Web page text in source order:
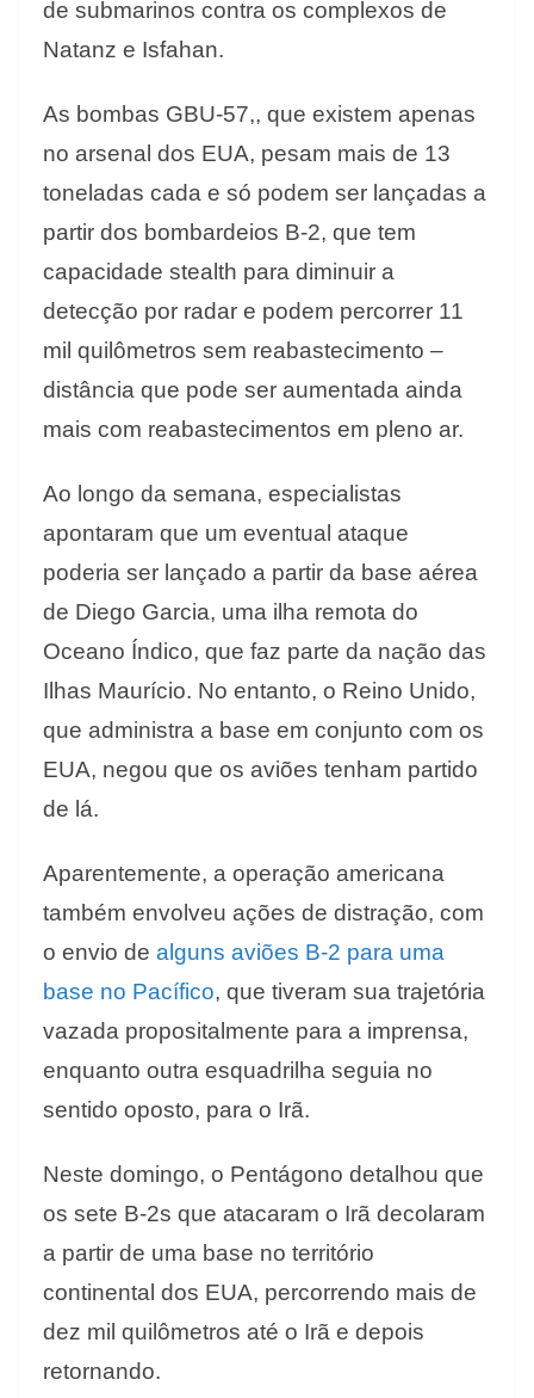
de submarinos contra os complexos de
Natanz e Isfahan.
As bombas GBU-57,, que existem apenas
no arsenal dos EUA, pesam mais de 13
toneladas cada e só podem ser lançadas a
partir dos bombardeios B-2, que tem
capacidade stealth para diminuir a
detecção por radar e podem percorrer 11
mil quilômetros sem reabastecimento –
distância que pode ser aumentada ainda
mais com reabastecimentos em pleno ar.
Ao longo da semana, especialistas
apontaram que um eventual ataque
poderia ser lançado a partir da base aérea
de Diego Garcia, uma ilha remota do
Oceano Índico, que faz parte da nação das
Ilhas Maurício. No entanto, o Reino Unido,
que administra a base em conjunto com os
EUA, negou que os aviões tenham partido
de lá.
Aparentemente, a operação americana
também envolveu ações de distração, com
o envio de alguns aviões B-2 para uma
base no Pacífico, que tiveram sua trajetória
vazada propositalmente para a imprensa,
enquanto outra esquadrilha seguia no
sentido oposto, para o Irã.
Neste domingo, o Pentágono detalhou que
os sete B-2s que atacaram o Irã decolaram
a partir de uma base no território
continental dos EUA, percorrendo mais de
dez mil quilômetros até o Irã e depois
retornando.